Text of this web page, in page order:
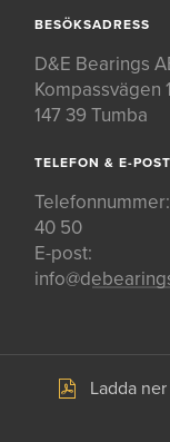
BESÖKSADRESS
D&E Bearings
Kompassvägen 1
147 39 Tumba
TELEFON & E-POST
Telefonnummer:
40 50
E-post:
Ladda